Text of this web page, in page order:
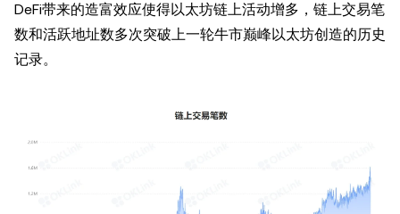
DeFi带来的造富效应使得以太坊链上活动增多，链上交易笔
数和活跃地址数多次突破上一轮牛市巅峰以太坊创造的历史
记录。